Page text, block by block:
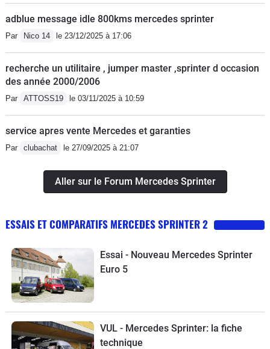
adblue message idle 800kms mercedes sprinter
Par Nico 14 le 23/12/2025 à 17:06
recherche un utilitaire , jumper master ,sprinter d occasion
des année 2000/2006
Par ATTOSS19 le 03/11/2025 à 10:59
service apres vente Mercedes et garanties
Par clubachat le 27/09/2025 à 21:07
Aller sur le Forum Mercedes Sprinter
ESSAIS ET COMPARATIFS MERCEDES SPRINTER 2
Essai - Nouveau Mercedes Sprinter
Euro 5
VUL - Mercedes Sprinter: la fiche
technique